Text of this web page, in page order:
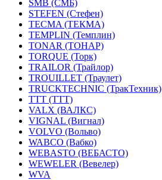
SMB (СМБ)
STEFEN (Стефен)
TECMA (ТЕКМА)
TEMPLIN (Темплин)
TONAR (ТОНАР)
TORQUE (Торк)
TRAILOR (Трайлор)
TROUILLET (Траулет)
TRUCKTECHNIC (ТракТехник)
TTT (ТТТ)
VALX (ВАЛКС)
VIGNAL (Вигнал)
VOLVO (Вольво)
WABCO (Вабко)
WEBASTO (ВЕБАСТО)
WEWELER (Вевелер)
WVA